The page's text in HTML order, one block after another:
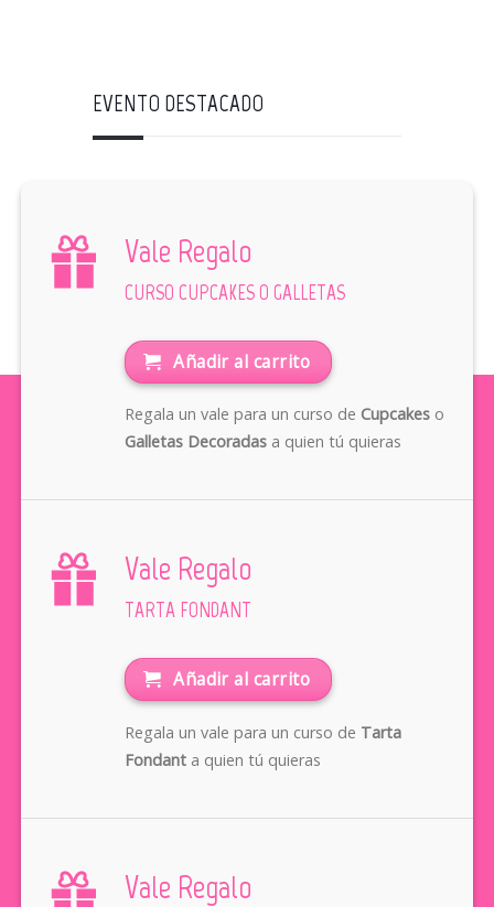
EVENTO DESTACADO
Vale Regalo
CURSO CUPCAKES O GALLETAS
Añadir al carrito
Regala un vale para un curso de Cupcakeso
Galletas Decoradasa quien tú quieras
Vale Regalo
TARTA FONDANT
Añadir al carrito
Regala un vale para un curso de Tarta
Fondanta quien tú quieras
Vale Regalo